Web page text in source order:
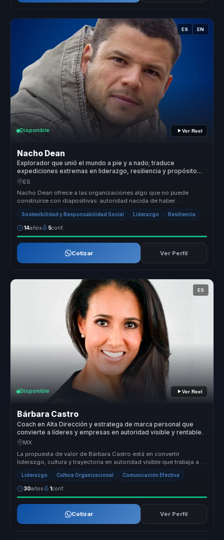
ES EN
Disponible Ver Reel
Nacho Dean
Explorador que unió el mundo a pie y a nado; traduce
expediciones extremas en liderazgo, resiliencia y propósito
compartido.
ES
Nacho Dean ofrece a las organizaciones algo que no puede
construirse con diapositivas: autoridad nacida de haber
atravesado cambios reale...
Sostenibilidad y Responsabilidad Social Liderazgo Resiliencia
14años 5conf.
Cotizar Ver Perfil
ES
Disponible Ver Reel
Bárbara Castro
Coach en Alta Dirección y estratega de marca personal que
convierte a líderes y empresas en autoridad visible y rentable.
MX
La propuesta de valor de Bárbara Castro está en convertir
liderazgo, cultura y trayectoria en autoridad visible que trabaja a
favor del n...
Liderazgo Cultura Organizacional Comunicación Efectiva
30años 1conf.
Cotizar Ver Perfil